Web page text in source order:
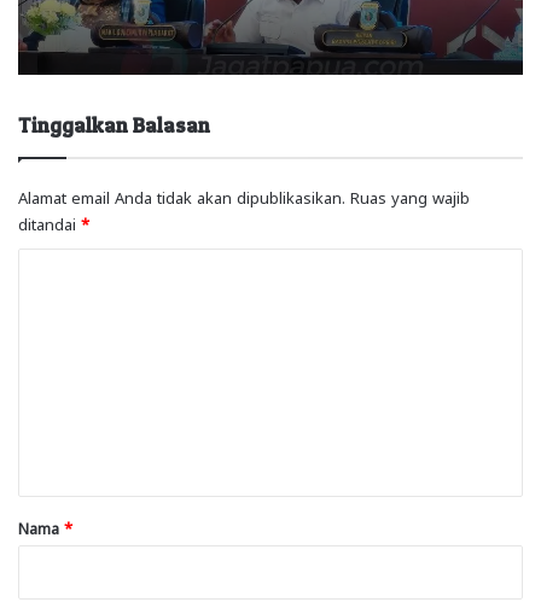
Tinggalkan Balasan
Alamat email Anda tidak akan dipublikasikan. Ruas yang wajib
ditandai *
rNama *